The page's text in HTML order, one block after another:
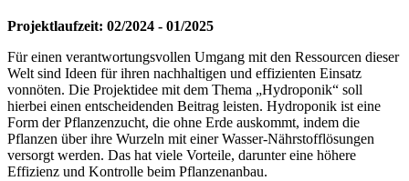
Projektlaufzeit: 02/2024 - 01/2025
Für einen verantwortungsvollen Umgang mit den Ressourcen dieser
Welt sind Ideen für ihren nachhaltigen und effizienten Einsatz
vonnöten. Die Projektidee mit dem Thema „Hydroponik“ soll
hierbei einen entscheidenden Beitrag leisten. Hydroponik ist eine
Form der Pflanzenzucht, die ohne Erde auskommt, indem die
Pflanzen über ihre Wurzeln mit einer Wasser-Nährstofflösungen
versorgt werden. Das hat viele Vorteile, darunter eine höhere
Effizienz und Kontrolle beim Pflanzenanbau.